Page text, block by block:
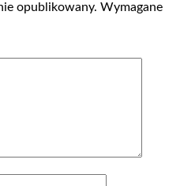
opublikowany. Wymagane